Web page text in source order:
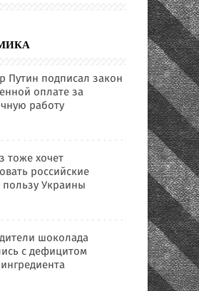
Путин подписал закон
оплате за
работу
тоже хочет
российские
Украины
шоколада
с дефицитом